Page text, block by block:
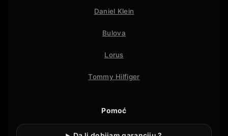
Daniel Klein
Bulova
Lorus
Tommy Hilfiger
Pomoć